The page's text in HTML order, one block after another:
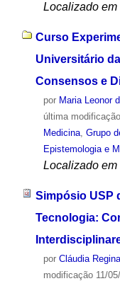
Localizado em
Curso
Universitário
Consensos e
por Maria Leonor
última modificação
Medicina, Grupo
Epistemologia e
Localizado em
Simpósio USP
Tecnologia:
por Cláudia Regina
modificação11/